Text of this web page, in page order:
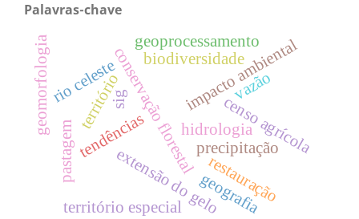
Palavras-chave
conservação florestalimpacto ambiental
censo agrícola
biodiversidade
rio celeste
tendências precipitação
vazão
geomorfologia geoprocessamento
hidrologia
extensão do gelo
território
restauração
pastagem
território especial geografia
sig